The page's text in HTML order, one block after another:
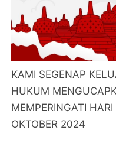
KAMI SEGENAP
HUKUM
MEMPERINGATI
OKTOBER 2024